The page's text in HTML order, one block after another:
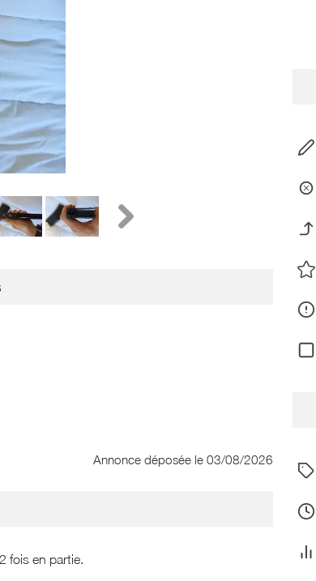
Annonce déposée le 03/08/2026
fois en partie.